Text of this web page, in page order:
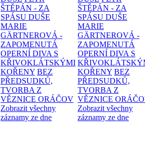
ŠTĚPÁN - ZA
SPÁSU DUŠE
MARIE
GÄRTNEROVÁ -
ZAPOMENUTÁ
OPERNÍ DIVA S
KŘIVOKLÁTSKÝMI
KOŘENY BEZ
PŘEDSUDKŮ,
TVORBA Z
VĚZNICE ORÁČOV
Zobrazit všechny
záznamy ze dne
ŠTĚPÁN - ZA
SPÁSU DUŠE
MARIE
GÄRTNEROVÁ -
ZAPOMENUTÁ
OPERNÍ DIVA S
KOŘENY BEZ
PŘEDSUDKŮ,
TVORBA Z
VĚZNICE
Zobrazit všechny
záznamy ze dne